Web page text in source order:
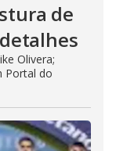
de
Olivera;
Portal do